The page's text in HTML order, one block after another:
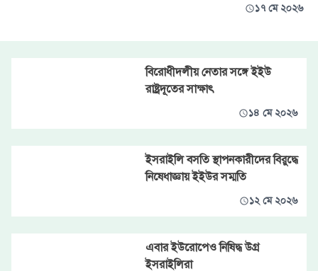
১৭ মে ২০২৬
বিরোধীদলীয় নেতার সঙ্গে ইইউ
রাষ্ট্রদূতের সাক্ষাৎ
১৪ মে ২০২৬
ইসরাইলি বসতি স্থাপনকারীদের বিরুদ্ধে
নিষেধাজ্ঞায় ইইউর সম্মতি
১২ মে ২০২৬
এবার ইউরোপেও নিষিদ্ধ উগ্র
ইসরাইলিরা